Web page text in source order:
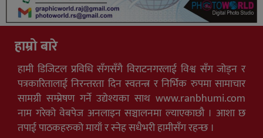
हाम्रो बारे
हामी डिजिटल प्रविधि सँगसँगै विराटनगरलाई विश्व सँग जोड्न र
पत्रकारितालाई निरन्तरता दिन स्वतन्त्र र निर्भिक रुपमा सामाचार
सामग्री सम्प्रेषण गर्ने उद्येश्यका साथ www.ranbhumi.com
नाम गरेको वेबपेज अनलाइन सञ्चालनमा ल्याएकाछौ । आशा छ
तपाई पाठकहरुको मायाँ र स्नेह सधैभरी हामीसँग रहन्छ ।